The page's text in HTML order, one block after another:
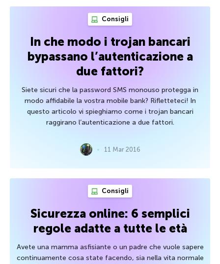
Consigli
In che modo i trojan bancari
bypassano l’autenticazione a
due fattori?
Siete sicuri che la password SMS monouso protegga in
modo affidabile la vostra mobile bank? Rifletteteci! In
questo articolo vi spieghiamo come i trojan bancari
raggirano l’autenticazione a due fattori.
11 Mar 2016
Consigli
Sicurezza online: 6 semplici
regole adatte a tutte le età
Avete una mamma asfisiante o un padre che vuole sapere
continuamente cosa state facendo, sia nella vita normale